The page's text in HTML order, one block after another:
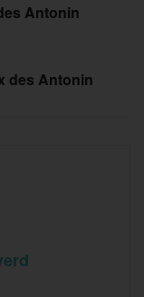
Antonin
des Antonin